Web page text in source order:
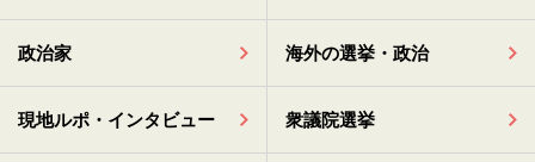
政治家 海外の選挙・政治
現地ルポ・インタビュー 衆議院選挙